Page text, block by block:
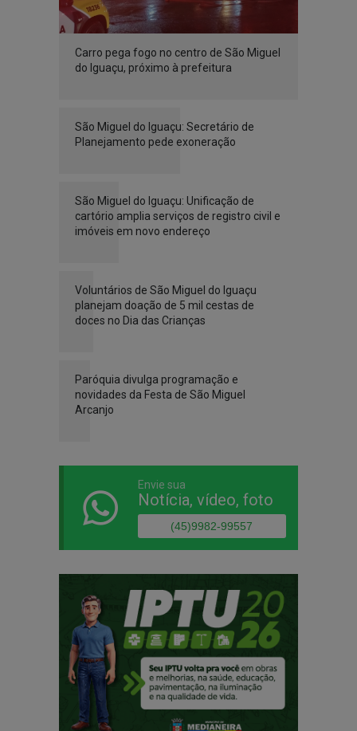
Carro pega fogo no centro de São Miguel
do Iguaçu, próximo à prefeitura
São Miguel do Iguaçu: Secretário de
Planejamento pede exoneração
São Miguel do Iguaçu: Unificação de
cartório amplia serviços de registro civil e
imóveis em novo endereço
Voluntários de São Miguel do Iguaçu
planejam doação de 5 mil cestas de
doces no Dia das Crianças
Paróquia divulga programação e
novidades da Festa de São Miguel
Arcanjo
Envie sua
Notícia, vídeo, foto
(45)9982-99557